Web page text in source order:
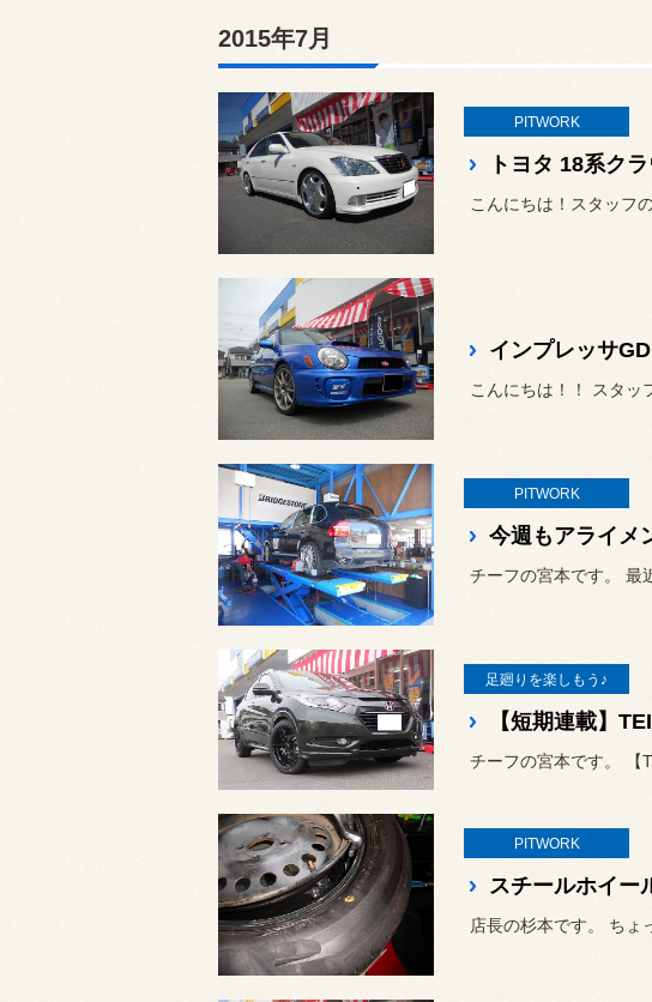
2015年7月
PITWORK
PITWORK
今週もアライメ
チーフの宮本です。 最
足廻りを楽しもう♪
チーフの宮本です。 【
PITWORK
スチールホイー
店長の杉本です。 ちょ